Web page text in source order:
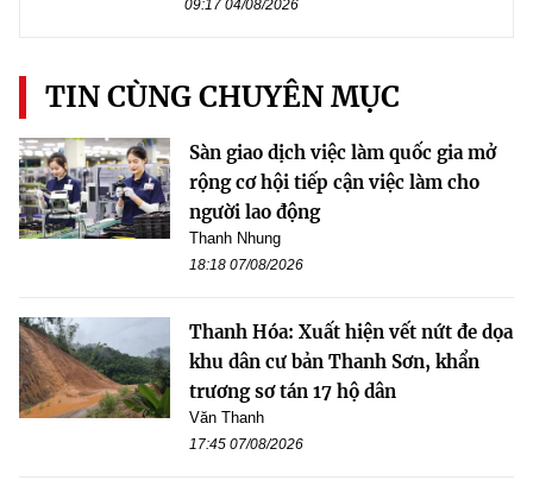
09:17 04/08/2026
TIN CÙNG CHUYÊN MỤC
Sàn giao dịch việc làm quốc gia mở
rộng cơ hội tiếp cận việc làm cho
người lao động
Thanh Nhung
18:18 07/08/2026
Thanh Hóa: Xuất hiện vết nứt đe dọa
khu dân cư bản Thanh Sơn, khẩn
trương sơ tán 17 hộ dân
Văn Thanh
17:45 07/08/2026